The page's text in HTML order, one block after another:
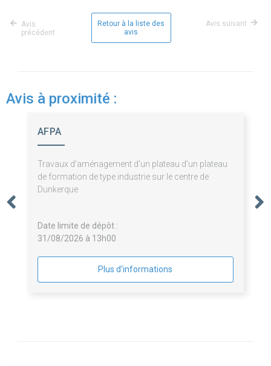
Avis
précédent
Retour à la liste des
avis
Avis suivant
Avis à proximité :
AFPA
Travaux d'aménagement d'un plateau d'un plateau
de formation de type industrie sur le centre de
Dunkerque
Date limite de dépôt :
31/08/2026 à 13h00
Plus d'informations